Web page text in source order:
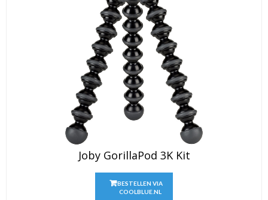
Joby GorillaPod 3K Kit
BESTELLEN VIA
COOLBLUE.NL